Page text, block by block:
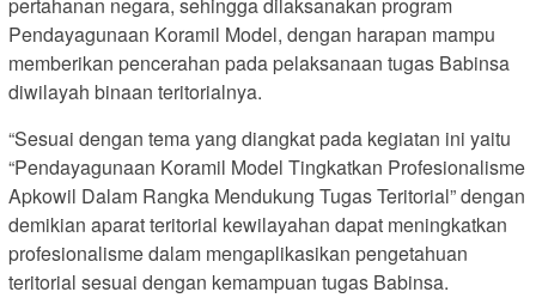
pertahanan negara, sehingga dilaksanakan program
Pendayagunaan Koramil Model, dengan harapan mampu
memberikan pencerahan pada pelaksanaan tugas Babinsa
diwilayah binaan teritorialnya.
“Sesuai dengan tema yang diangkat pada kegiatan ini yaitu
“Pendayagunaan Koramil Model Tingkatkan Profesionalisme
Apkowil Dalam Rangka Mendukung Tugas Teritorial” dengan
demikian aparat teritorial kewilayahan dapat meningkatkan
profesionalisme dalam mengaplikasikan pengetahuan
teritorial sesuai dengan kemampuan tugas Babinsa.